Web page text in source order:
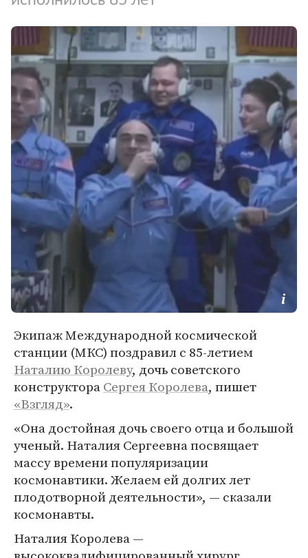
Экипаж Международной космической
станции (МКС) поздравил с 85-летием
Наталию Королеву, дочь советского
конструктораСергея Королева, пишет
«Взгляд».
«Она достойная дочь своего отца и большой
ученый. Наталия Сергеевна посвящает
массу времени популяризации
космонавтики. Желаем ей долгих лет
плодотворной деятельности», — сказали
космонавты.
Наталия Королева —